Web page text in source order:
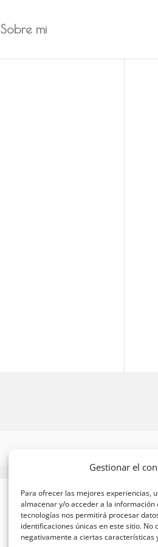
Gestionar el
Para ofrecer las mejores experiencias,
almacenar y/o acceder a la
tecnologías nos permitirá procesar
identificaciones únicas en este sitio.
negativamente a ciertas características
Sobre mi